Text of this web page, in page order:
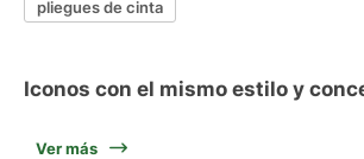
pliegues de cinta
Iconos con el mismo estilo y
Ver más